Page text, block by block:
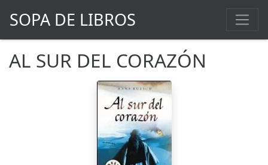
SOPA DE LIBROS
AL SUR DEL CORAZÓN